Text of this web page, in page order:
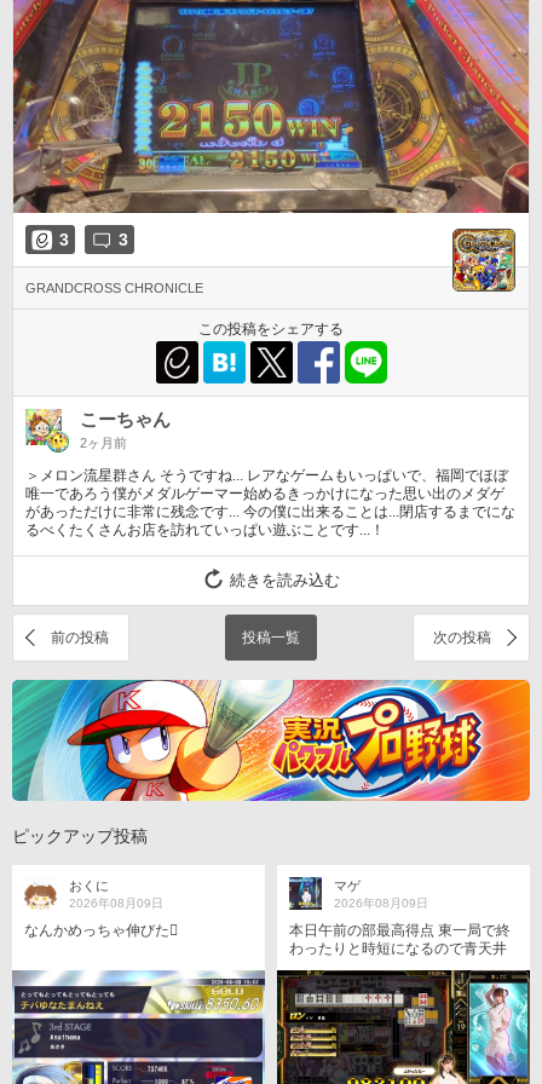
3 3
GRANDCROSS CHRONICLE
この投稿をシェアする
こーちゃん
2ヶ月前
＞メロン流星群さん そうですね... レアなゲームもいっぱいで、福岡でほぼ
唯一であろう僕がメダルゲーマー始めるきっかけになった思い出のメダゲ
があっただけに非常に残念です... 今の僕に出来ることは...閉店するまでにな
るべくたくさんお店を訪れていっぱい遊ぶことです...！
続きを読み込む
前の投稿 投稿一覧 次の投稿
ピックアップ投稿
おくに
2026年08月09日
なんかめっちゃ伸びた󾍐
マゲ
2026年08月09日
本日午前の部最高得点 東一局で終
わったりと時短になるので青天井
最高〜 投票券も200枚ほどGET